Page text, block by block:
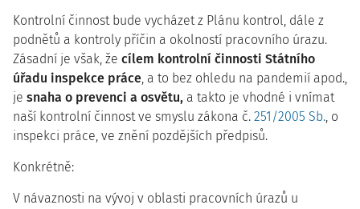
Kontrolní činnost bude vycházet z Plánu kontrol, dále z
podnětů a kontroly příčin a okolností pracovního úrazu.
Zásadní je však, že cílem kontrolní činnosti Státního
úřadu inspekce práce, a to bez ohledu na pandemií apod.,
je snaha o prevenci a osvětu, a takto je vhodné i vnímat
naší kontrolní činnost ve smyslu zákona č. 251/2005 Sb., o
inspekci práce, ve znění pozdějších předpisů.
Konkrétně:
V návaznosti na vývoj v oblasti pracovních úrazů u